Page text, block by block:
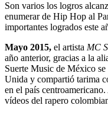
Son varios los logros
enumerar de Hip Hop al
importantes logrados este
Mayo 2015, el artista MC
año anterior, gracias a la
Suerte Music de México
Unida y compartió tarima
en el país
vídeos del rapero